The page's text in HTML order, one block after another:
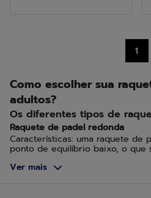
4
1
Como escolher sua
adultos?
Os diferentes tipos de
Raquete de padel redonda
Características: uma raquete de
ponto de equilíbrio baixo, o que
amplo e mais centralizado.
Ver mais